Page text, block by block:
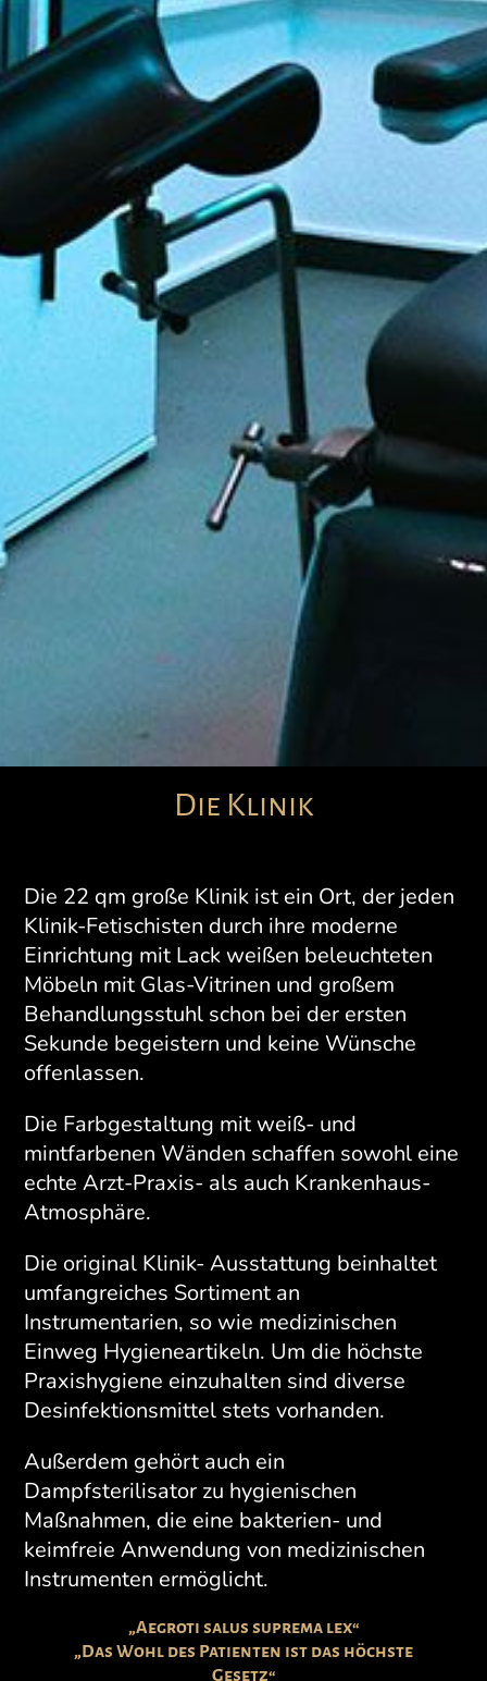
Die Klinik
Die 22 qm große Klinik ist ein Ort, der jeden
Klinik-Fetischisten durch ihre moderne
Einrichtung mit Lack weißen beleuchteten
Möbeln mit Glas-Vitrinen und großem
Behandlungsstuhl schon bei der ersten
Sekunde begeistern und keine Wünsche
offenlassen.
Die Farbgestaltung mit weiß- und
mintfarbenen Wänden schaffen sowohl eine
echte Arzt-Praxis- als auch Krankenhaus-
Atmosphäre.
Die original Klinik- Ausstattung beinhaltet
umfangreiches Sortiment an
Instrumentarien, so wie medizinischen
Einweg Hygieneartikeln. Um die höchste
Praxishygiene einzuhalten sind diverse
Desinfektionsmittel stets vorhanden.
Außerdem gehört auch ein
Dampfsterilisator zu hygienischen
Maßnahmen, die eine bakterien- und
keimfreie Anwendung von medizinischen
Instrumenten ermöglicht.
„Aegroti salus suprema lex“
„Das Wohl des Patienten ist das höchste
Gesetz“